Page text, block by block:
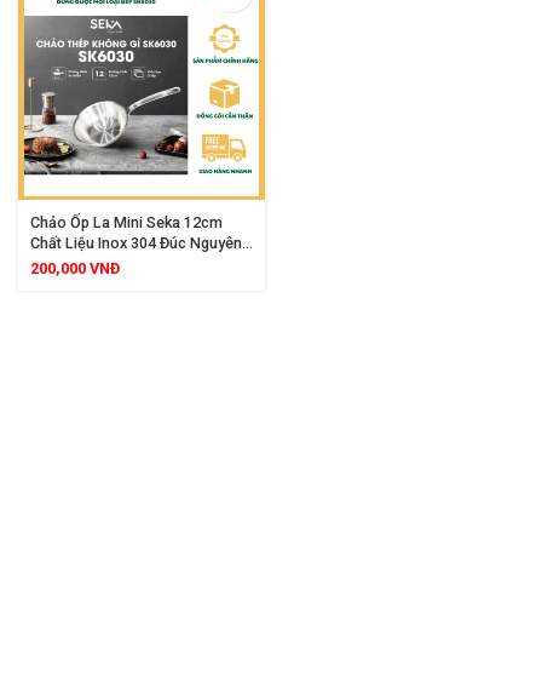
Chảo Ốp La Mini Seka 12cm
Chất Liệu Inox 304 Đúc Nguyên
Khối 3 Lớp Dùng Được Mọi Loại
200,000 VNĐ